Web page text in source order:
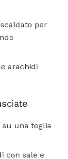
per
arachidi
su una teglia
con sale e